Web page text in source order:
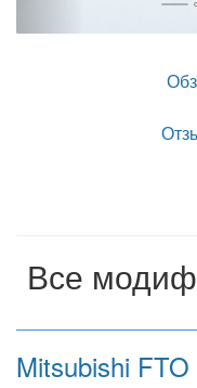
Все
Mitsubishi